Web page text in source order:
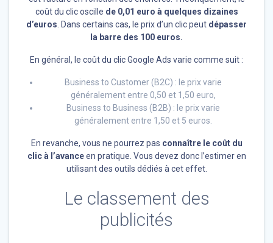
coût du clic oscille de 0,01 euro à quelques dizaines
d’euros. Dans certains cas, le prix d’un clic peut dépasser
la barre des 100 euros.
En général, le coût du clic Google Ads varie comme suit :
Business to Customer (B2C) : le prix varie
généralement entre 0,50 et 1,50 euro,
Business to Business (B2B) : le prix varie
généralement entre 1,50 et 5 euros.
En revanche, vous ne pourrez pas connaître le coût du
clic à l’avanceen pratique. Vous devez donc l’estimer en
utilisant des outils dédiés à cet effet.
Le classement des
publicités